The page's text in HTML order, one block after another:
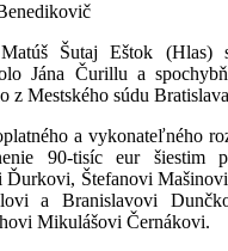
Šutaj Eštok
Jána Čurillu a
z Mestského súdu
a vykonateľného
90-tisíc eur šiestim
Štefanovi
a Branislavovi
Mikulášovi Černákovi.